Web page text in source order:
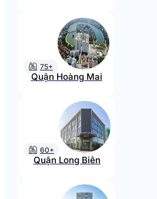
75+
Quận Hoàng Mai
60+
Quận Long Biên